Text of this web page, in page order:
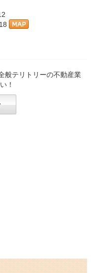
般テリトリーの不動産業
！